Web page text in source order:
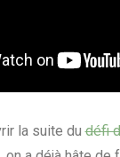
la suite dudéfi